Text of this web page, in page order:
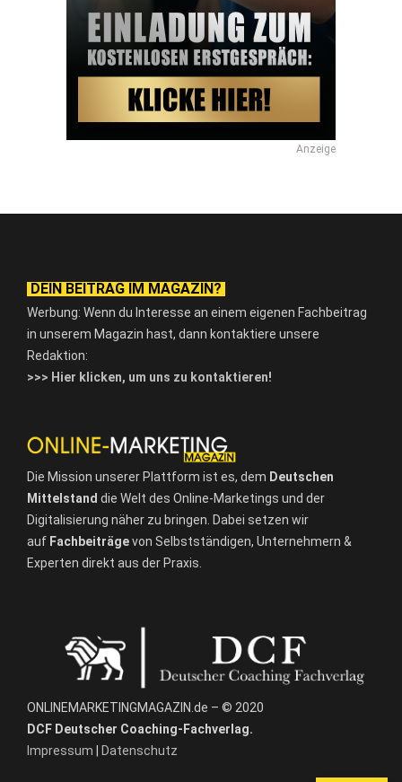
Anzeige
DEIN BEITRAG IM MAGAZIN?
Werbung: Wenn du Interesse an einem eigenen Fachbeitrag
in unserem Magazin hast, dann kontaktiere unsere
Redaktion:
>>> Hier klicken, um uns zu kontaktieren!
Die Mission unserer Plattform ist es, dem Deutschen
Mittelstand die Welt des Online-Marketings und der
Digitalisierung näher zu bringen. Dabei setzen wir
auf Fachbeiträgevon Selbstständigen, Unternehmern &
Experten direkt aus der Praxis.
ONLINEMARKETINGMAGAZIN.de – © 2020
DCF Deutscher Coaching-Fachverlag.
Impressum
Datenschutz